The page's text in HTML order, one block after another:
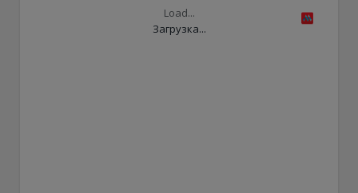
Load...
Загрузка...